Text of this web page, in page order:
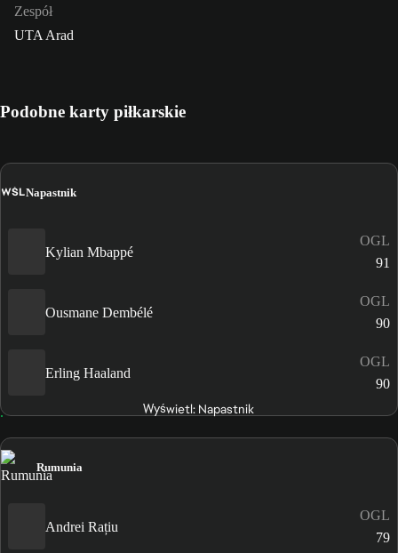
Zespół
UTA Arad
Podobne karty piłkarskie
WŚLNapastnik
Kylian Mbappé
OGL
91
Ousmane Dembélé
OGL
90
Erling Haaland
OGL
90
Wyświetl: Napastnik
Rumunia
Andrei Rațiu
OGL
79